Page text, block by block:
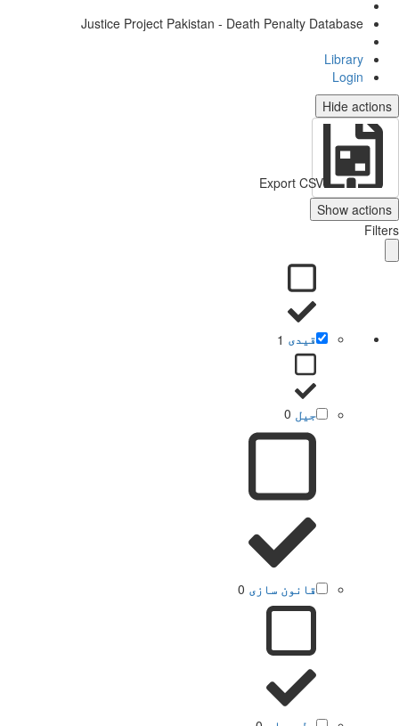
Justice Project Pakistan - Death Penalty Database
Library
Login
Hide
Export CSV
Show
قیدی 1
جیل 0
قانون سازی 0